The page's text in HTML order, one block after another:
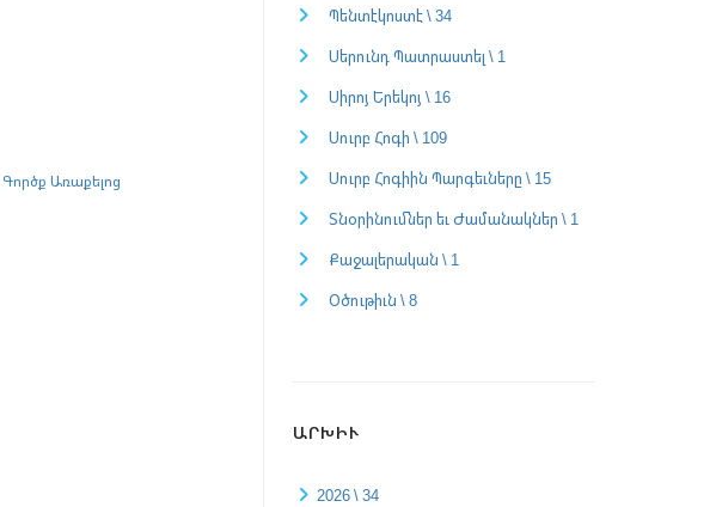
Գործք Առաքելոց
Պենտէկոստէ \ 34
Սերունդ Պատրաստել \ 1
Սիրոյ Երեկոյ \ 16
Սուրբ Հոգի \ 109
Սուրբ Հոգիին Պարգեւները \ 15
Տնօրինումներ եւ Ժամանակներ \ 1
Քաջալերական \ 1
Օծութիւն \ 8
ԱՐԽԻՒ
2026 \ 34